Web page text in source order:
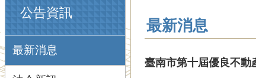
公告資訊
最新消息
最新消息
臺南市第十屆優良不動